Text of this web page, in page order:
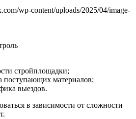
стройплощадки;
поступающих материалов;
выездов.
в зависимости от сложности